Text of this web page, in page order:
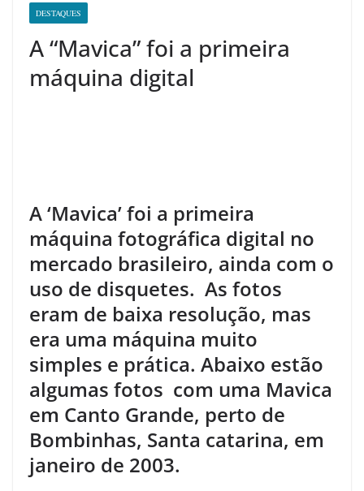
DESTAQUES
A “Mavica” foi a primeira
máquina digital
A ‘Mavica’ foi a primeira
máquina fotográfica digital no
mercado brasileiro, ainda com o
uso de disquetes. As fotos
eram de baixa resolução, mas
era uma máquina muito
simples e prática. Abaixo estão
algumas fotos com uma Mavica
em Canto Grande, perto de
Bombinhas, Santa catarina, em
janeiro de 2003.